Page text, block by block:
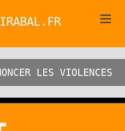
LES VIOLENCES